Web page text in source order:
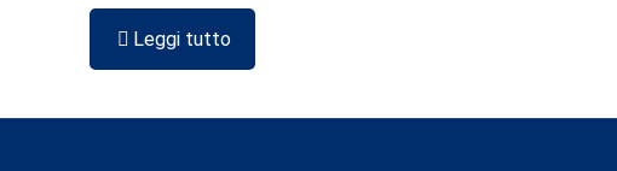
Leggi tutto